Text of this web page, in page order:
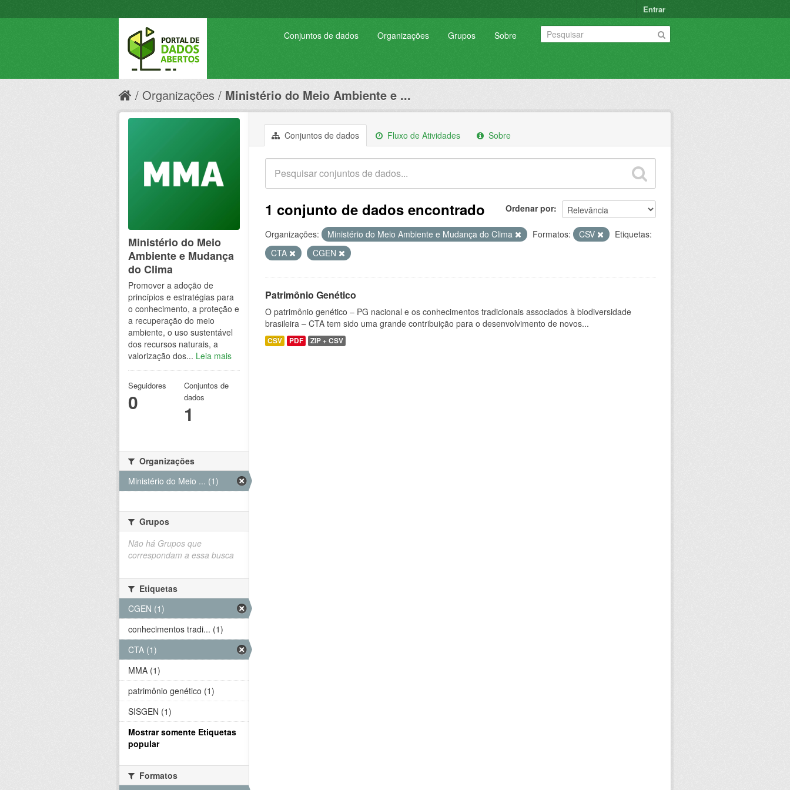
Entrar
Conjuntos de dados Organizações Grupos Sobre
Organizações Ministério do Meio Ambiente e ...
Conjuntos de dados Fluxo de Atividades Sobre
Ordenar por
1 conjunto de dados encontrado
Organizações: Ministério do Meio Ambiente e Mudança do Clima Formatos: CSV
Etiquetas:
CTA
CGEN
Patrimônio Genético
O patrimônio genético – PG nacional e os conhecimentos tradicionais associados à biodiversidade
brasileira – CTA tem sido uma grande contribuição para o desenvolvimento de novos...
CSV PDF ZIP + CSV
Ministério do Meio
Ambiente e Mudança
do Clima
Promover a adoção de
princípios e estratégias para
o conhecimento, a proteção e
a recuperação do meio
ambiente, o uso sustentável
dos recursos naturais, a
valorização dos... Leia mais
Seguidores
0
Conjuntos de
dados
1
Organizações
Ministério do Meio ... (1)
Grupos
Não há Grupos que
correspondam a essa busca
Etiquetas
CGEN (1)
conhecimentos tradi... (1)
CTA (1)
MMA (1)
patrimônio genético (1)
SISGEN (1)
Mostrar somente Etiquetas
popular
Formatos